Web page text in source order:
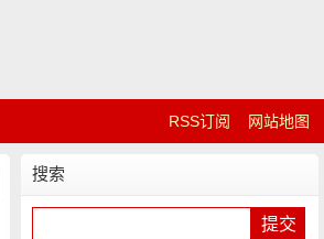
RSS订阅 网站地图
搜索